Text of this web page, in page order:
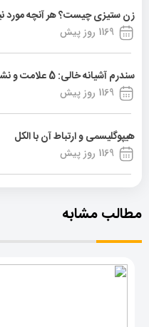
زن ستیزی چیست؟ هر آنچه مورد
1169 روز پیش
سندرم آشیانه خالی: 5 علامت و نشانه آن
1169 روز پیش
هیپوگلیسمی و ارتباط آن با الکل
1169 روز پیش
مطالب مشابه